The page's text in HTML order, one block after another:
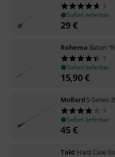
3
Sofort lieferbar
29€
Rohema Baton
7
Sofort lieferbar
15,90€
Mollard S-Series
9
Sofort lieferbar
45€
Takt Hard Case